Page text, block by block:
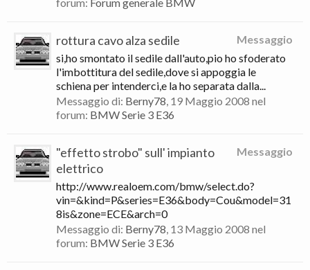
Messaggio
rottura cavo alza sedile
si,ho smontato il sedile dall'auto,pio ho sfoderato
l'imbottitura del sedile,dove si appoggia le
schiena per intenderci,e la ho separata dalla...
Messaggio di: Berny78, 19 Maggio 2008 nel
forum: BMW Serie 3 E36
Messaggio
"effetto strobo" sull' impianto
elettrico
http://www.realoem.com/bmw/select.do?
vin=&kind=P&series=E36&body=Cou&model=31
8is&zone=ECE&arch=0
Messaggio di: Berny78, 13 Maggio 2008 nel
forum: BMW Serie 3 E36